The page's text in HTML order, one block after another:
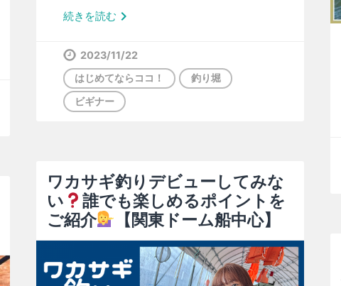
続きを読む
2023/11/22
はじめてならココ！
釣り堀
ビギナー
ワカサギ釣りデビューしてみな
い
誰でも楽しめるポイントを
ご紹介
【関東ドーム船中心】